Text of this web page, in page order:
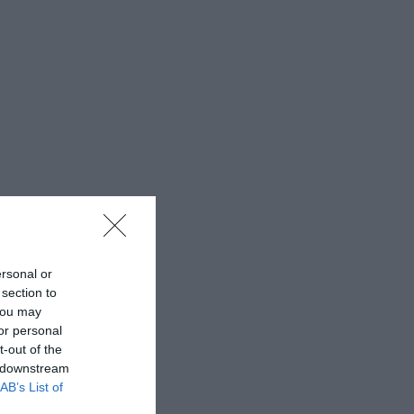
or
to
may
personal
out of the
List of